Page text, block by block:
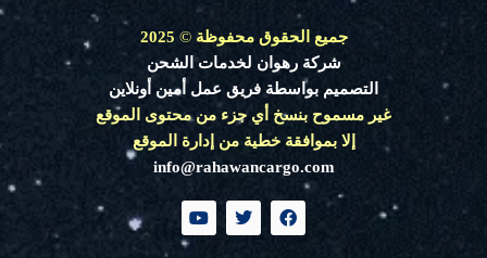
جميع الحقوق محفوظة©
2025
شركة رهوان لخدمات الشحن
التصميم بواسطة فريق عمل أمين أونلاين
غير مسموح بنسخ أي جزء من محتوى الموقع
إلا بموافقة خطية من إدارة الموقع
info@rahawancargo.com
F
a
T
w
Y
o